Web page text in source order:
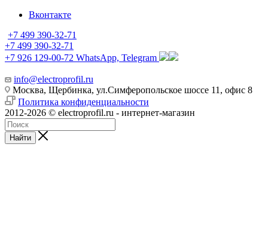
Вконтакте
+7 499 390-32-71
+7 499 390-32-71
+7 926 129-00-72 WhatsApp, Telegram
info@electroprofil.ru
Москва, Щербинка, ул.Симферопольское шоссе 11, офис 8
Политика конфиденциальности
2012-2026 © electroprofil.ru - интернет-магазин
Найти